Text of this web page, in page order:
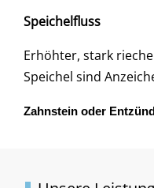
Speichelfluss
Erhöhter, stark
Speichel sind
Zahnstein oder